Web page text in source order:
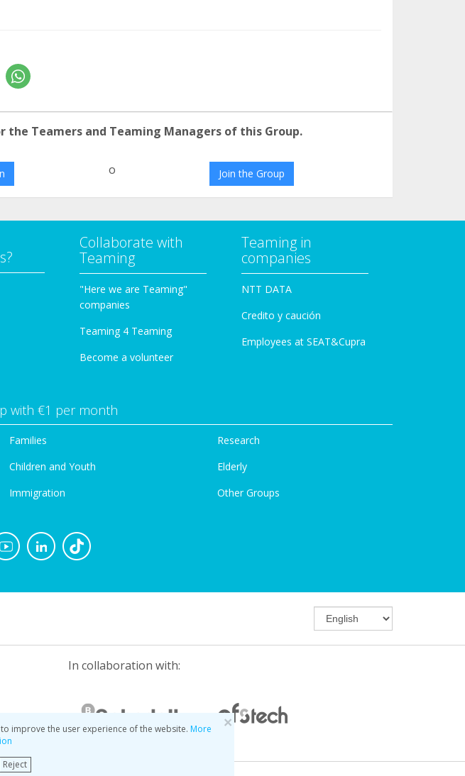
×
improve the user experience of the website. More
Reject
the Teamers and Teaming Managers of this Group.
o Join the Group
Collaborate with
Teaming
"Here we are Teaming"
companies
Teaming 4 Teaming
Become a volunteer
Teaming in
companies
NTT DATA
Credito y caución
Employees at SEAT&Cupra
with €1 per month
Families
Children and Youth
Immigration
Research
Elderly
Other Groups
In collaboration with: